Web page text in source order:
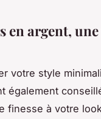
en argent,
votre style
également
finesse à votre